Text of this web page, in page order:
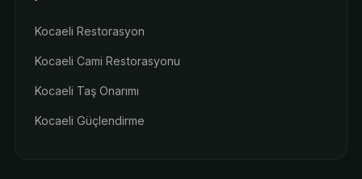
Kocaeli Restorasyon
Kocaeli Cami Restorasyonu
Kocaeli Taş Onarımı
Kocaeli Güçlendirme